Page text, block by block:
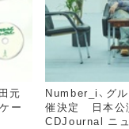
元
ー
Number_i、グ
催決定 日本公
CDJournal ニ